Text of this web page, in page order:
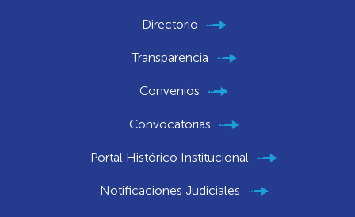
Directorio
Transparencia
Convenios
Convocatorias
Portal Histórico Institucional
Notificaciones Judiciales